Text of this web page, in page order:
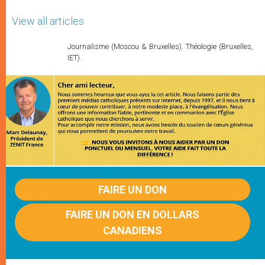
View all articles
Journalisme (Moscou & Bruxelles). Théologie (Bruxelles,
IET).
FAIRE UN DON
FAIRE UN DON EN DOLLARS
CANADIENS